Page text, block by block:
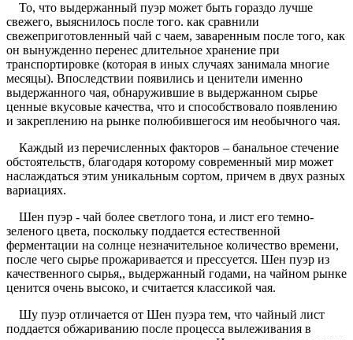
То, что выдержанный пуэр может быть гораздо лучше
свежего, выяснилось после того. как сравнили
свежеприготовленный чай с чаем, заваренным после того, как
он вынужденно перенес длительное хранение при
транспортировке (которая в иных случаях занимала многие
месяцы). Впоследствии появились и ценители именно
выдержанного чая, обнаружившие в выдержанном сырье
ценные вкусовые качества, что и способствовало появлению
и закреплению на рынке полюбившегося им необычного чая.
Каждый из перечисленных факторов – банальное стечение
обстоятельств, благодаря которому современный мир может
наслаждаться этим уникальным сортом, причем в двух разных
вариациях.
Шен пуэр - чай более светлого тона, и лист его темно-
зеленого цвета, поскольку поддается естественной
ферментации на солнце незначительное количество времени,
после чего сырье прожаривается и прессуется. Шен пуэр из
качественного сырья,, выдержанный годами, на чайном рынке
ценится очень высоко, и считается классикой чая.
Шу пуэр отличается от Шен пуэра тем, что чайный лист
поддается обжариванию после процесса вылеживания в